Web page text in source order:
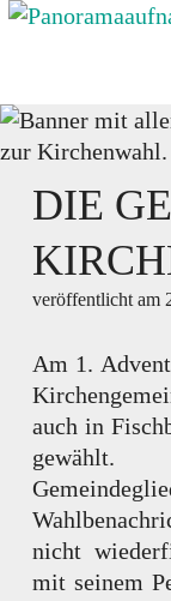
Skip
DIE
veröffentlicht am
Am 1.
auch in
gewählt.
nicht
mit seinem